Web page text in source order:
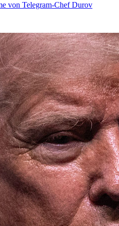
von Telegram-Chef Durov